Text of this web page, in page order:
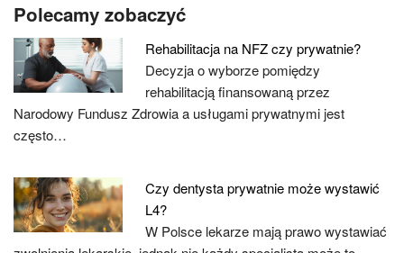
Polecamy zobaczyć
Rehabilitacja na NFZ czy prywatnie?
Decyzja o wyborze pomiędzy
rehabilitacją finansowaną przez
Narodowy Fundusz Zdrowia a usługami prywatnymi jest
często…
Czy dentysta prywatnie może wystawić
L4?
W Polsce lekarze mają prawo wystawiać